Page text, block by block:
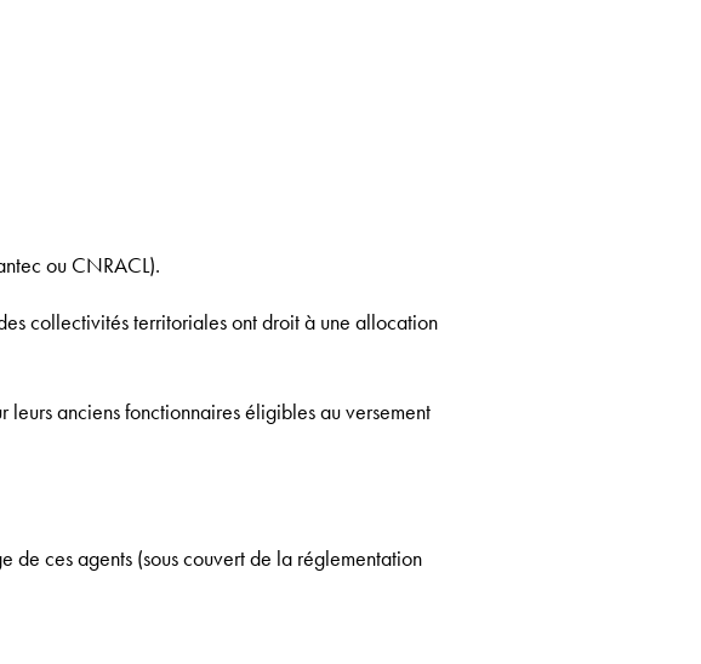
ou CNRACL).
collectivités territoriales ont droit à une allocation
leurs anciens fonctionnaires éligibles au versement
de ces agents (sous couvert de la réglementation